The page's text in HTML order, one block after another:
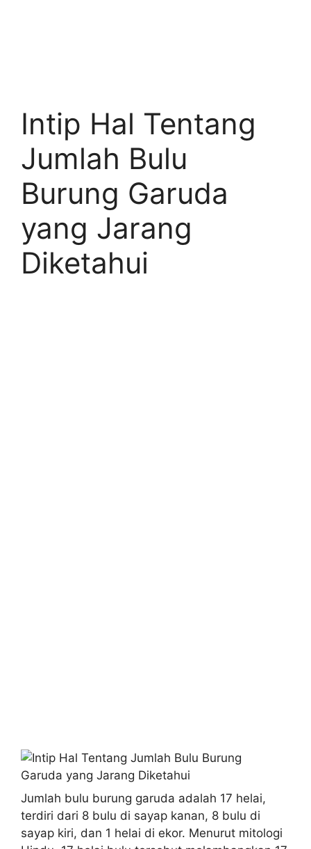
Intip Hal Tentang
Jumlah Bulu
Burung Garuda
yang Jarang
Diketahui
Jumlah bulu burung garuda adalah 17 helai,
terdiri dari 8 bulu di sayap kanan, 8 bulu di
sayap kiri, dan 1 helai di ekor. Menurut mitologi